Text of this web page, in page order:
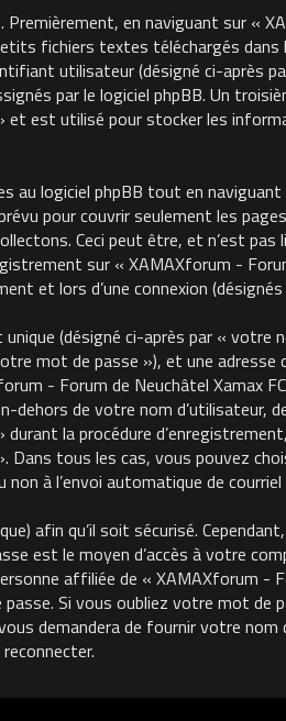
en naviguant sur «
fichiers textes téléchargés
utilisateur (désigné ci-après
par le logiciel phpBB. Un
et est utilisé pour stocker les
au logiciel phpBB tout en
pour couvrir seulement les
Ceci peut être, et n’est
sur « XAMAXforum -
et lors d’une connexion
(désigné ci-après par « votre
mot de passe »), et une adresse
- Forum de Neuchâtel Xamax
dehors de votre nom d’utilisateur,
la procédure
Dans tous les cas, vous pouvez
à l’envoi automatique de courriel
afin qu’il soit sécurisé.
est le moyen d’accès à votre
affiliée de « XAMAXforum -
Si vous oubliez votre mot de
demandera de fournir votre